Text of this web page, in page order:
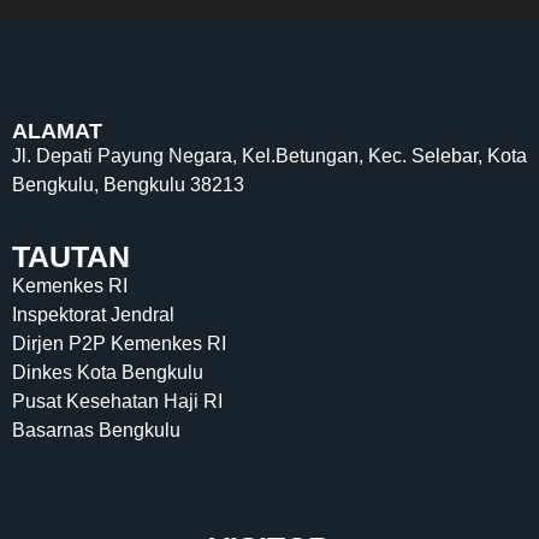
ALAMAT
Jl. Depati Payung Negara, Kel.Betungan, Kec. Selebar, Kota
Bengkulu, Bengkulu 38213
TAUTAN
Kemenkes RI
Inspektorat Jendral
Dirjen P2P Kemenkes RI
Dinkes Kota Bengkulu
Pusat Kesehatan Haji RI
Basarnas Bengkulu